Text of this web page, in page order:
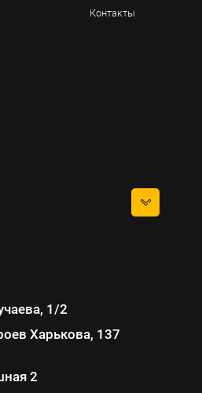
Контакты
1/2
Харькова, 137
2